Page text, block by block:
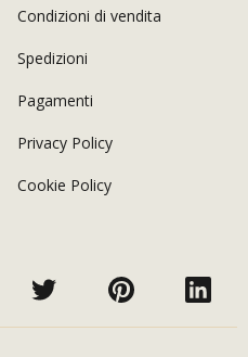
Condizioni di vendita
Spedizioni
Pagamenti
Privacy Policy
Cookie Policy